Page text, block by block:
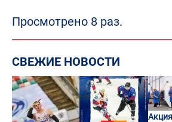
Просмотрено 8 раз.
СВЕЖИЕ НОВОСТИ
Акция